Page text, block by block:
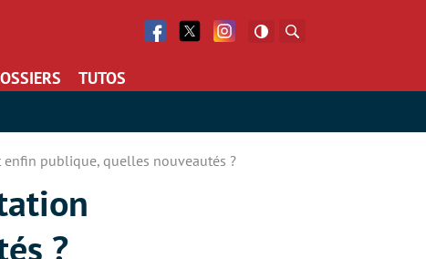
Facebook
Twitter Facebook
TUTOS
enfin publique, quelles nouveautés ?
?